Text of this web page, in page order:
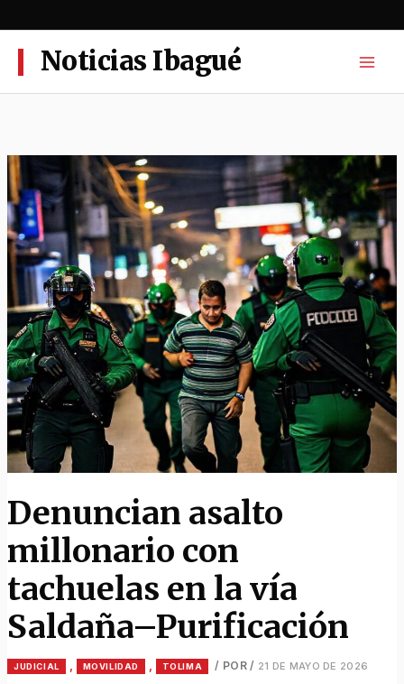
al
contenidoNoticias Ibagué
Denuncian asalto
millonario con
tachuelas en la vía
Saldaña–Purificación
JUDICIAL MOVILIDAD TOLIMA / POR / 21 DE MAYO DE 2026